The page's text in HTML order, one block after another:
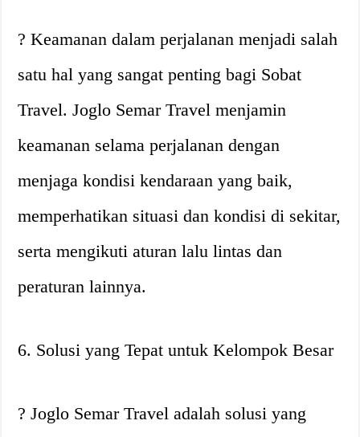
? Keamanan dalam perjalanan menjadi salah
satu hal yang sangat penting bagi Sobat
Travel. Joglo Semar Travel menjamin
keamanan selama perjalanan dengan
menjaga kondisi kendaraan yang baik,
memperhatikan situasi dan kondisi di sekitar,
serta mengikuti aturan lalu lintas dan
peraturan lainnya.
6. Solusi yang Tepat untuk Kelompok Besar
? Joglo Semar Travel adalah solusi yang